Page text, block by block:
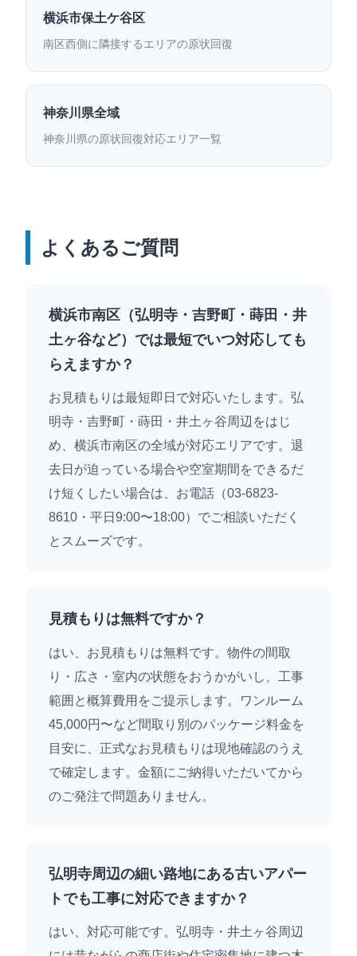
横浜市保土ケ谷区
南区西側に隣接するエリアの原状回復
神奈川県全域
神奈川県の原状回復対応エリア一覧
よくあるご質問
横浜市南区（弘明寺・吉野町・蒔田・井
土ヶ谷など）では最短でいつ対応しても
らえますか？
お見積もりは最短即日で対応いたします。弘
明寺・吉野町・蒔田・井土ヶ谷周辺をはじ
め、横浜市南区の全域が対応エリアです。退
去日が迫っている場合や空室期間をできるだ
け短くしたい場合は、お電話（03-6823-
8610・平日9:00〜18:00）でご相談いただく
とスムーズです。
見積もりは無料ですか？
はい、お見積もりは無料です。物件の間取
り・広さ・室内の状態をおうかがいし、工事
範囲と概算費用をご提示します。ワンルーム
45,000円〜など間取り別のパッケージ料金を
目安に、正式なお見積もりは現地確認のうえ
で確定します。金額にご納得いただいてから
のご発注で問題ありません。
弘明寺周辺の細い路地にある古いアパー
トでも工事に対応できますか？
はい、対応可能です。弘明寺・井土ヶ谷周辺